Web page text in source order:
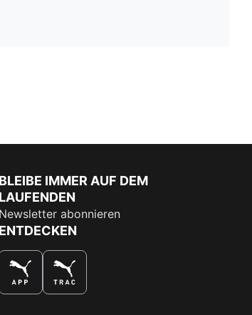
BLEIBE IMMER AUF DEM
LAUFENDEN
Newsletter abonnieren
ENTDECKEN